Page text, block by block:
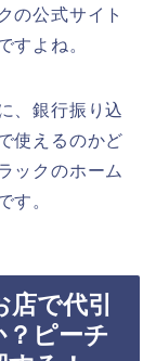
の公式サイト
すよね。
、銀行振り込
使えるのかど
ックのホーム
す。
で代引
ピーチ